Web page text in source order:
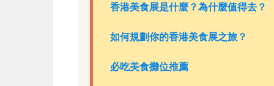
香港美食展是什麼？為什麼值得去？
如何規劃你的香港美食展之旅？
必吃美食攤位推薦